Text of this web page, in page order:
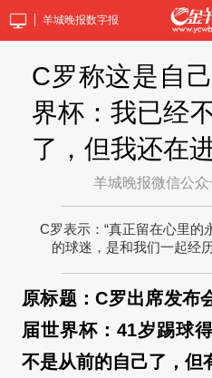
羊城晚报数字报
C罗称这是自
界杯：我已经
了，但我还在
羊城晚报微信公众
C罗表示：“真正留在心里
的球迷，是和我们一起经
原标题：C罗出席发布
届世界杯：41岁踢球
不是从前的自己了，但